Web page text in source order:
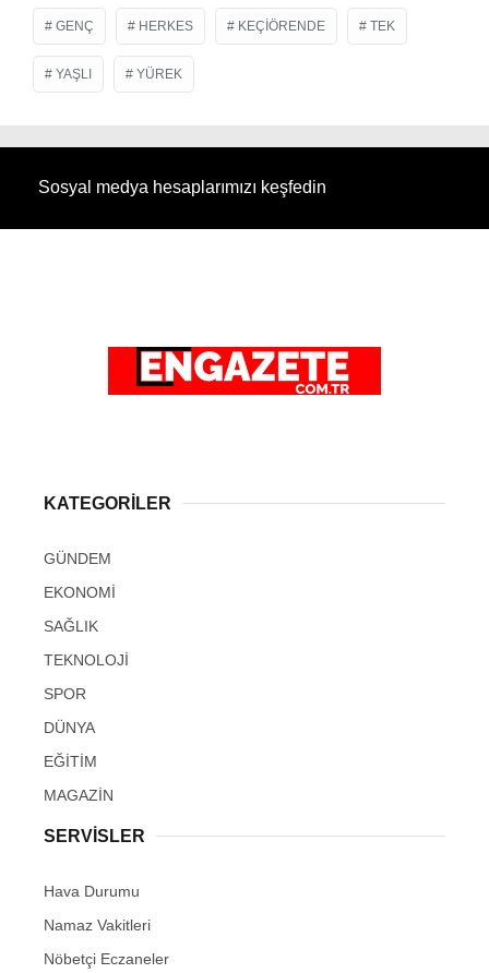
GENÇ HERKES KEÇIÖRENDE TEK
YAŞLI YÜREK
Sosyal medya hesaplarımızı keşfedin
KATEGORİLER
GÜNDEM
EKONOMİ
SAĞLIK
TEKNOLOJİ
SPOR
DÜNYA
EĞİTİM
MAGAZİN
SERVİSLER
Hava Durumu
Namaz Vakitleri
Nöbetçi Eczaneler